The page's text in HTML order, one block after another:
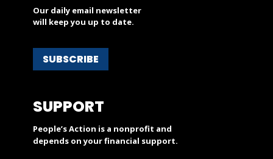
Our daily email newsletter
will keep you up to date.
SUBSCRIBE
SUPPORT
People’s Action is a nonprofit and
depends on your financial support.